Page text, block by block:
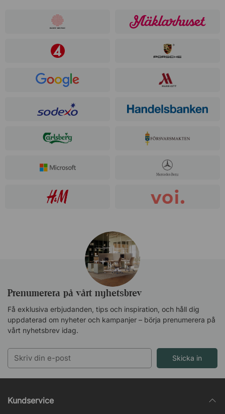
Prenumerera på vårt nyhetsbrev
Få exklusiva erbjudanden, tips och inspiration, och håll dig
uppdaterad om nyheter och kampanjer – börja prenumerera på
vårt nyhetsbrev idag.
Skicka in
Kundservice